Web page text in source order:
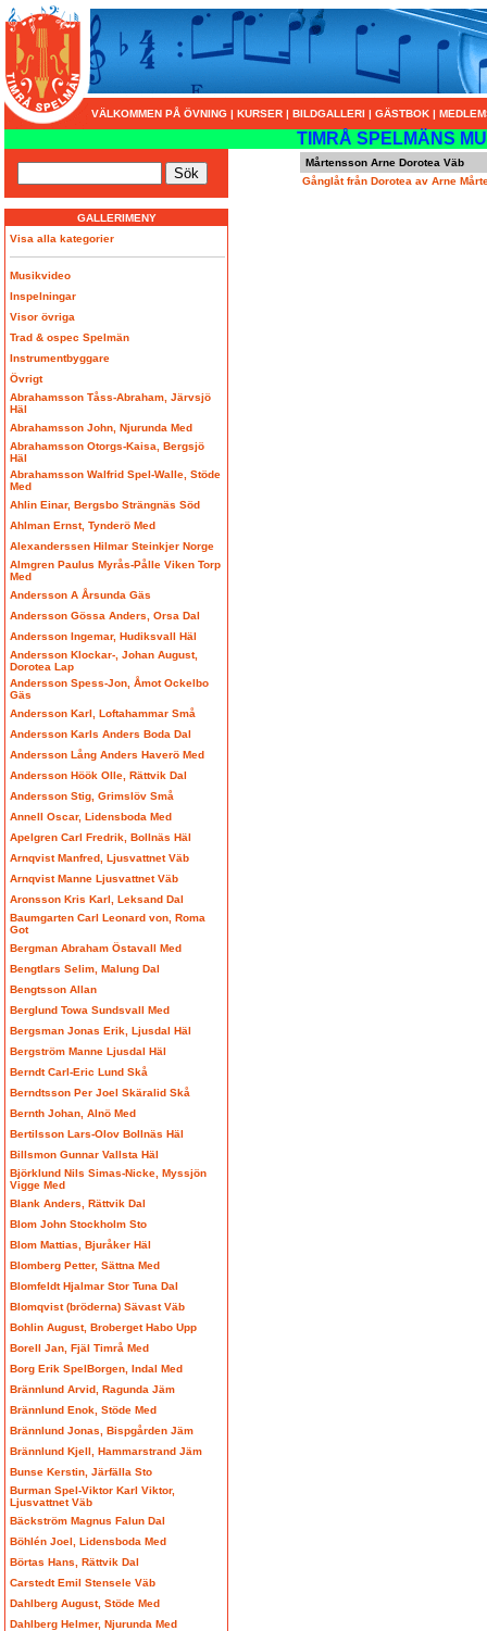
VÄLKOMMEN PÅ ÖVNING | KURSER | BILDGALLERI | GÄSTBOK |
TIMRÅ SPELMÄNS
GALLERIMENY
Visa alla kategorier
Musikvideo
Inspelningar
Visor övriga
Trad & ospec Spelmän
Instrumentbyggare
Övrigt
Abrahamsson Tåss-Abraham, Järvsjö
Häl
Abrahamsson John, Njurunda Med
Abrahamsson Otorgs-Kaisa, Bergsjö
Häl
Abrahamsson Walfrid Spel-Walle, Stöde
Med
Ahlin Einar, Bergsbo Strängnäs Söd
Ahlman Ernst, Tynderö Med
Alexanderssen Hilmar Steinkjer Norge
Almgren Paulus Myrås-Pålle Viken Torp
Med
Andersson A Årsunda Gäs
Andersson Gössa Anders, Orsa Dal
Andersson Ingemar, Hudiksvall Häl
Andersson Klockar-, Johan August,
Dorotea Lap
Andersson Spess-Jon, Åmot Ockelbo
Gäs
Andersson Karl, Loftahammar Små
Andersson Karls Anders Boda Dal
Andersson Lång Anders Haverö Med
Andersson Höök Olle, Rättvik Dal
Andersson Stig, Grimslöv Små
Annell Oscar, Lidensboda Med
Apelgren Carl Fredrik, Bollnäs Häl
Arnqvist Manfred, Ljusvattnet Väb
Arnqvist Manne Ljusvattnet Väb
Aronsson Kris Karl, Leksand Dal
Baumgarten Carl Leonard von, Roma
Got
Bergman Abraham Östavall Med
Bengtlars Selim, Malung Dal
Bengtsson Allan
Berglund Towa Sundsvall Med
Bergsman Jonas Erik, Ljusdal Häl
Bergström Manne Ljusdal Häl
Berndt Carl-Eric Lund Skå
Berndtsson Per Joel Skäralid Skå
Bernth Johan, Alnö Med
Bertilsson Lars-Olov Bollnäs Häl
Billsmon Gunnar Vallsta Häl
Björklund Nils Simas-Nicke, Myssjön
Vigge Med
Blank Anders, Rättvik Dal
Blom John Stockholm Sto
Blom Mattias, Bjuråker Häl
Blomberg Petter, Sättna Med
Blomfeldt Hjalmar Stor Tuna Dal
Blomqvist (bröderna) Sävast Väb
Bohlin August, Broberget Habo Upp
Borell Jan, Fjäl Timrå Med
Borg Erik SpelBorgen, Indal Med
Brännlund Arvid, Ragunda Jäm
Brännlund Enok, Stöde Med
Brännlund Jonas, Bispgården Jäm
Brännlund Kjell, Hammarstrand Jäm
Bunse Kerstin, Järfälla Sto
Burman Spel-Viktor Karl Viktor,
Ljusvattnet Väb
Bäckström Magnus Falun Dal
Böhlén Joel, Lidensboda Med
Börtas Hans, Rättvik Dal
Carstedt Emil Stensele Väb
Dahlberg August, Stöde Med
Dahlberg Helmer, Njurunda Med
Mårtensson Arne Dorotea Väb
Gånglåt från Dorotea av Arne